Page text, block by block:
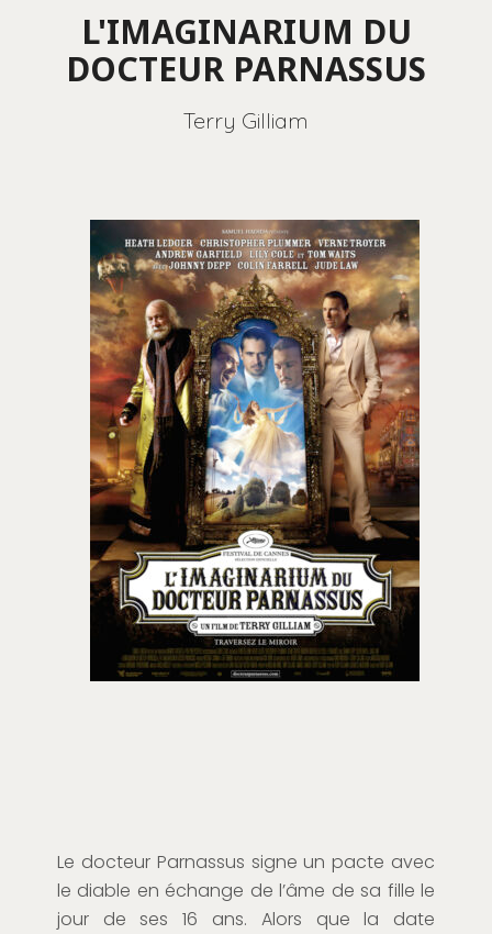
L'IMAGINARIUM DU
DOCTEUR PARNASSUS
Terry Gilliam
Le docteur Parnassus signe un pacte avec
le diable en échange de l’âme de sa fille le
jour de ses 16 ans. Alors que la date